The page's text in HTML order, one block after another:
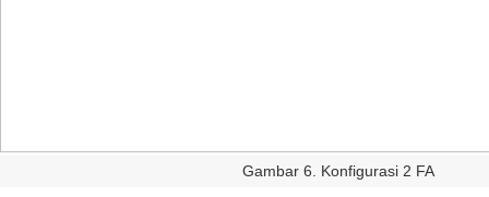
Gambar 6. Konfigurasi 2 FA